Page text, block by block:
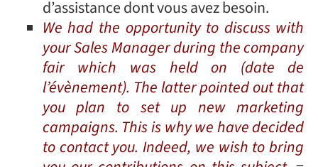
d’assistance dont vous avez besoin.
We had the opportunity to discuss with
your Sales Manager during the company
fair which was held on (date de
l’évènement). The latter pointed out that
you plan to set up new marketing
campaigns. This is why we have decided
to contact you. Indeed, we wish to bring